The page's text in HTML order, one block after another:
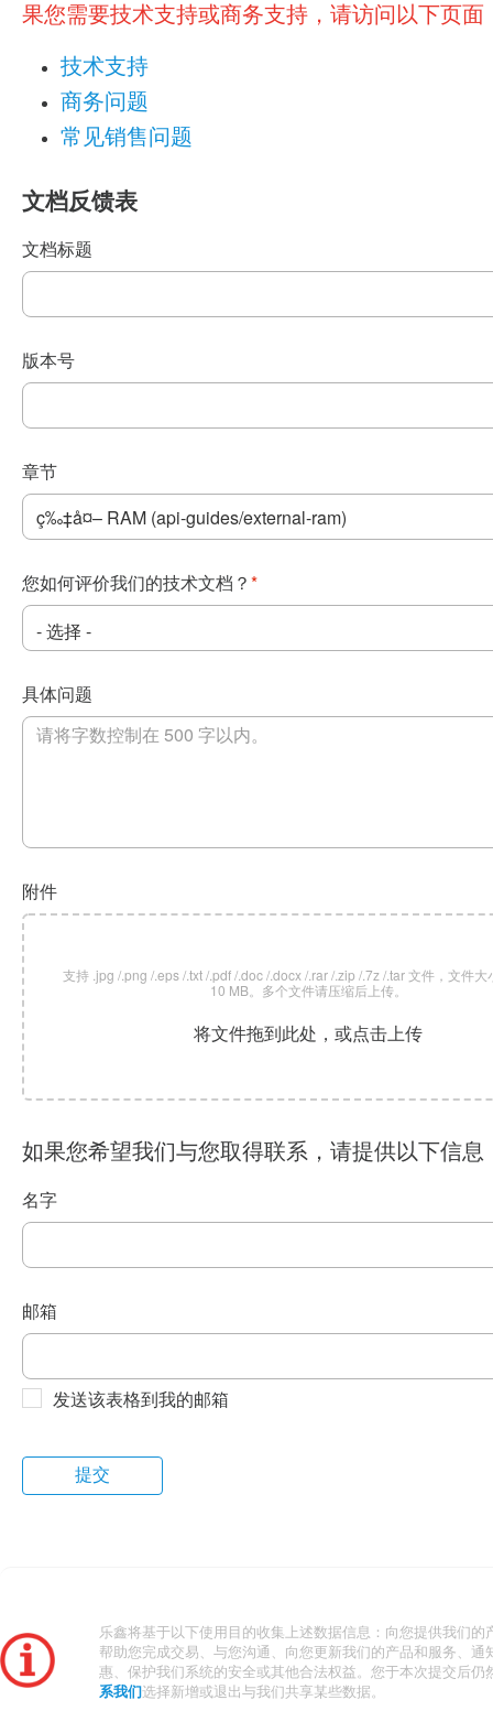
果您需要技术支持或商务支持，请访问以下页面
技术支持
商务问题
常见销售问题
文档反馈表
文档标题
版本号
章节
您如何评价我们的技术文档？ *
具体问题
附件
支持 .jpg /.png /.eps /.txt /.pdf /.doc /.docx /.rar /.zip /.7z /.tar 文件，文件大
10 MB。多个文件请压缩后上传。
将文件拖到此处，或点击上传
如果您希望我们与您取得联系，请提供以下信息
名字
邮箱
发送该表格到我的邮箱
乐鑫将基于以下使用目的收集上述数据信息：向您提供我们的
帮助您完成交易、与您沟通、向您更新我们的产品和服务、通
惠、保护我们系统的安全或其他合法权益。您于本次提交后仍
系我们 选择新增或退出与我们共享某些数据。